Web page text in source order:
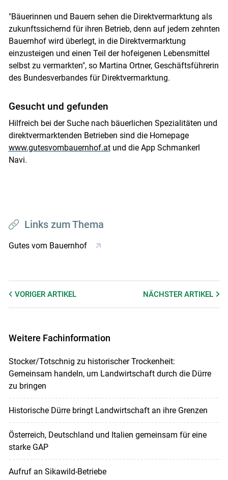
"Bäuerinnen und Bauern sehen die Direktvermarktung als
zukunftssichernd für ihren Betrieb, denn auf jedem zehnten
Bauernhof wird überlegt, in die Direktvermarktung
einzusteigen und einen Teil der hofeigenen Lebensmittel
selbst zu vermarkten", so Martina Ortner, Geschäftsführerin
des Bundesverbandes für Direktvermarktung.
Gesucht und gefunden
Hilfreich bei der Suche nach bäuerlichen Spezialitäten und
direktvermarktenden Betrieben sind die Homepage
www.gutesvombauernhof.atund die App Schmankerl
Navi.
Links zum Thema
Gutes vom Bauernhof
VORIGER ARTIKEL NÄCHSTERARTIKEL
Weitere Fachinformation
Stocker/Totschnig zu historischer Trockenheit:
Gemeinsam handeln, um Landwirtschaft durch die Dürre
zu bringen
Historische Dürre bringt Landwirtschaft an ihre Grenzen
Österreich, Deutschland und Italien gemeinsam für eine
starke GAP
Aufruf an Sikawild-Betriebe